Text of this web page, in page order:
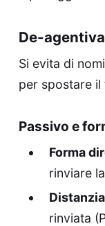
De-
Si evita di
per spostare il
Passivo e
Forma
rinviare
rinviata